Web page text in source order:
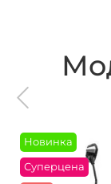
Новинка
Суперцена